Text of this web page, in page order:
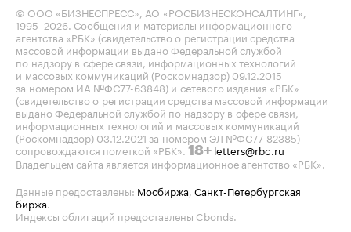
© ООО «БИЗНЕСПРЕСС», АО «РОСБИЗНЕСКОНСАЛТИНГ»,
1995–2026. Сообщения и материалы информационного
агентства «РБК» (свидетельство о регистрации средства
массовой информации выдано Федеральной службой
по надзору в сфере связи, информационных технологий
и массовых коммуникаций (Роскомнадзор) 09.12.2015
за номером ИА №ФС77-63848) и сетевого издания «РБК»
(свидетельство о регистрации средства массовой информации
выдано Федеральной службой по надзору в сфере связи,
информационных технологий и массовых коммуникаций
(Роскомнадзор) 03.12.2021 за номером ЭЛ №ФС77-82385)
сопровождаются пометкой «РБК». 18+ letters@rbc.ru
Владельцем сайта является информационное агентство «РБК».
Данные предоставлены: Мосбиржа, Санкт-Петербургская
биржа.
Индексы облигаций предоставлены Cbonds.